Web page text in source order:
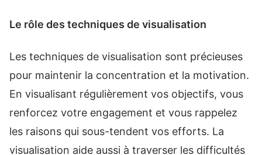
Le rôle des techniques de visualisation
Les techniques de visualisation sont précieuses
pour maintenir la concentration et la motivation.
En visualisant régulièrement vos objectifs, vous
renforcez votre engagement et vous rappelez
les raisons qui sous-tendent vos efforts. La
visualisation aide aussi à traverser les difficultés